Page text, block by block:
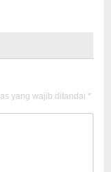
yang wajib ditandai *